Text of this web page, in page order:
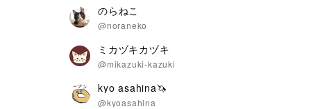
のらねこ
@noraneko
ミカヅキカヅキ
@mikazuki-kazuki
kyo asahina🦄
@kyoasahina